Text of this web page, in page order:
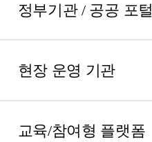
정부기관 / 공공 포털
현장 운영 기관
교육/참여형 플랫폼